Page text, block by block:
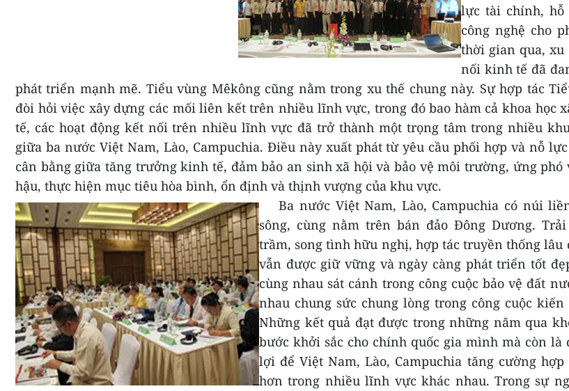
lực tài chính,
công nghệ cho
thời gian qua, xu
nối kinh tế đã
phát triển mạnh mẽ. Tiểu vùng Mêkông cũng nằm trong xu thế chung này. Sự hợp tác
đòi hỏi việc xây dựng các mối liên kết trên nhiều lĩnh vực, trong đó bao hàm cả khoa học
tế, các hoạt động kết nối trên nhiều lĩnh vực đã trở thành một trọng tâm trong nhiều
giữa ba nước Việt Nam, Lào, Campuchia. Điều này xuất phát từ yêu cầu phối hợp và nỗ
cân bằng giữa tăng trưởng kinh tế, đảm bảo an sinh xã hội và bảo vệ môi trường, ứng
hậu, thực hiện mục tiêu hòa bình, ổn định và thịnh vượng của khu vực.
Ba nước Việt Nam, Lào, Campuchia có núi
sông, cùng nằm trên bán đảo Đông Dương.
trầm, song tình hữu nghị, hợp tác truyền thống lâu
vẫn được giữ vững và ngày càng phát triển tốt
cùng nhau sát cánh trong công cuộc bảo vệ đất
nhau chung sức chung lòng trong công cuộc
Những kết quả đạt được trong những năm qua
bước khởi sắc cho chính quốc gia mình mà còn là
lợi để Việt Nam, Lào, Campuchia tăng cường
hơn trong nhiều lĩnh vực khác nhau. Trong sự